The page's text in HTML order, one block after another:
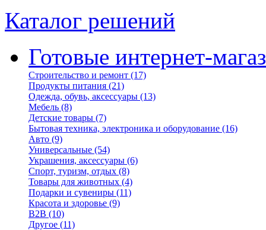
Каталог решений
Готовые интернет-
Строительство и ремонт (17)
Продукты питания (21)
Одежда, обувь, аксессуары (13)
Мебель (8)
Детские товары (7)
Бытовая техника, электроника и оборудование (16)
Авто (9)
Универсальные (54)
Украшения, аксессуары (6)
Спорт, туризм, отдых (8)
Товары для животных (4)
Подарки и сувениры (11)
Красота и здоровье (9)
B2B (10)
Другое (11)